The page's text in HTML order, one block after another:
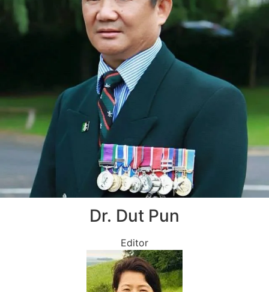
Dr. Dut Pun
Editor